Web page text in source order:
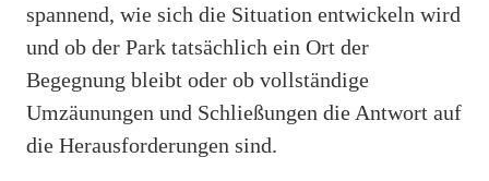
spannend, wie sich die Situation entwickeln wird
und ob der Park tatsächlich ein Ort der
Begegnung bleibt oder ob vollständige
Umzäunungen und Schließungen die Antwort auf
die Herausforderungen sind.